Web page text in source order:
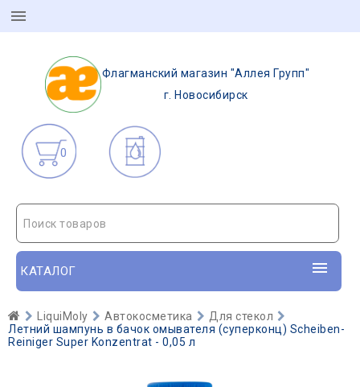
Флагманский магазин "Аллея Групп"
г. Новосибирск
0
Поиск товаров
КАТАЛОГ
LiquiMoly Автокосметика
Для стекол
Летний шампунь в бачок омывателя (суперконц) Scheiben-
Reiniger Super Konzentrat - 0,05 л